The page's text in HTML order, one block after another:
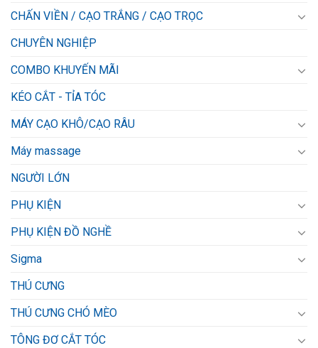
CHẤN VIỀN / CẠO TRẮNG / CẠO TRỌC
CHUYÊN NGHIỆP
COMBO KHUYẾN MÃI
KÉO CẮT - TỈA TÓC
MÁY CẠO KHÔ/CẠO RÂU
Máy massage
NGƯỜI LỚN
PHỤ KIỆN
PHỤ KIỆN ĐỒ NGHỀ
Sigma
THÚ CƯNG
THÚ CƯNG CHÓ MÈO
TÔNG ĐƠ CẮT TÓC